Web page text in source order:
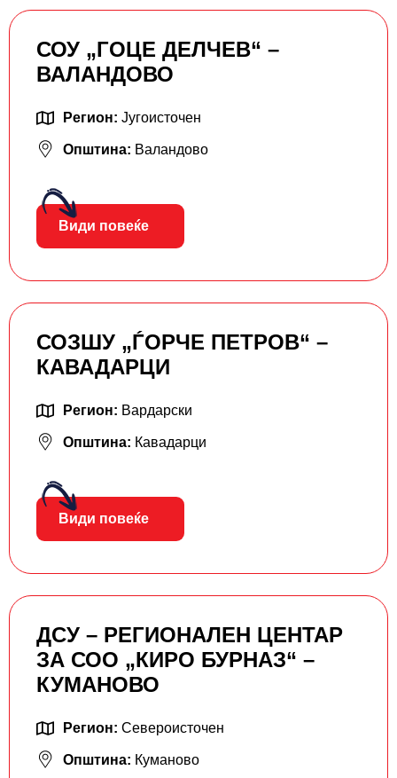
СОУ „ГОЦЕ ДЕЛЧЕВ“ –
ВАЛАНДОВО
Регион: Југоисточен
Општина: Валандово
Види повеќе
СОЗШУ „ЃОРЧЕ ПЕТРОВ“ –
КАВАДАРЦИ
Регион: Вардарски
Општина: Кавадарци
Види повеќе
ДСУ – РЕГИОНАЛЕН ЦЕНТАР
ЗА СОО „КИРО БУРНАЗ“ –
КУМАНОВО
Регион: Североисточен
Општина: Куманово